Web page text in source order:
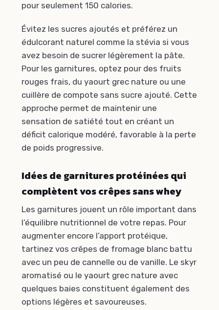
pour seulement 150 calories.
Évitez les sucres ajoutés et préférez un
édulcorant naturel comme la stévia si vous
avez besoin de sucrer légèrement la pâte.
Pour les garnitures, optez pour des fruits
rouges frais, du yaourt grec nature ou une
cuillère de compote sans sucre ajouté. Cette
approche permet de maintenir une
sensation de satiété tout en créant un
déficit calorique modéré, favorable à la perte
de poids progressive.
Idées de garnitures protéinées qui
complètent vos crêpes sans whey
Les garnitures jouent un rôle important dans
l’équilibre nutritionnel de votre repas. Pour
augmenter encore l’apport protéique,
tartinez vos crêpes de fromage blanc battu
avec un peu de cannelle ou de vanille. Le skyr
aromatisé ou le yaourt grec nature avec
quelques baies constituent également des
options légères et savoureuses.